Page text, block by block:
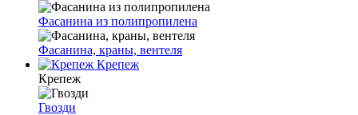
Фасанина из полипропилена
Фасанина, краны, вентеля
Крепеж
Крепеж
Гвозди